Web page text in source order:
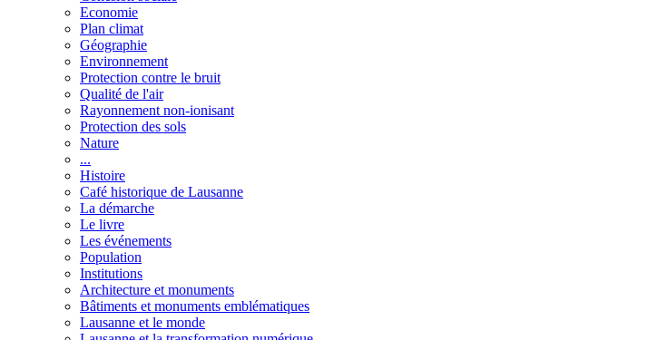
Economie
Plan climat
Géographie
Environnement
Protection contre le bruit
Qualité de l'air
Rayonnement non-ionisant
Protection des sols
Nature
...
Histoire
Café historique de Lausanne
La démarche
Le livre
Les événements
Population
Institutions
Architecture et monuments
Bâtiments et monuments emblématiques
Lausanne et le monde